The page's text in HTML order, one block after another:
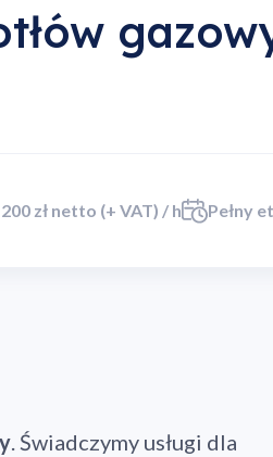
zł netto (+ VAT) / h Pełny
. Świadczymy usługi dla